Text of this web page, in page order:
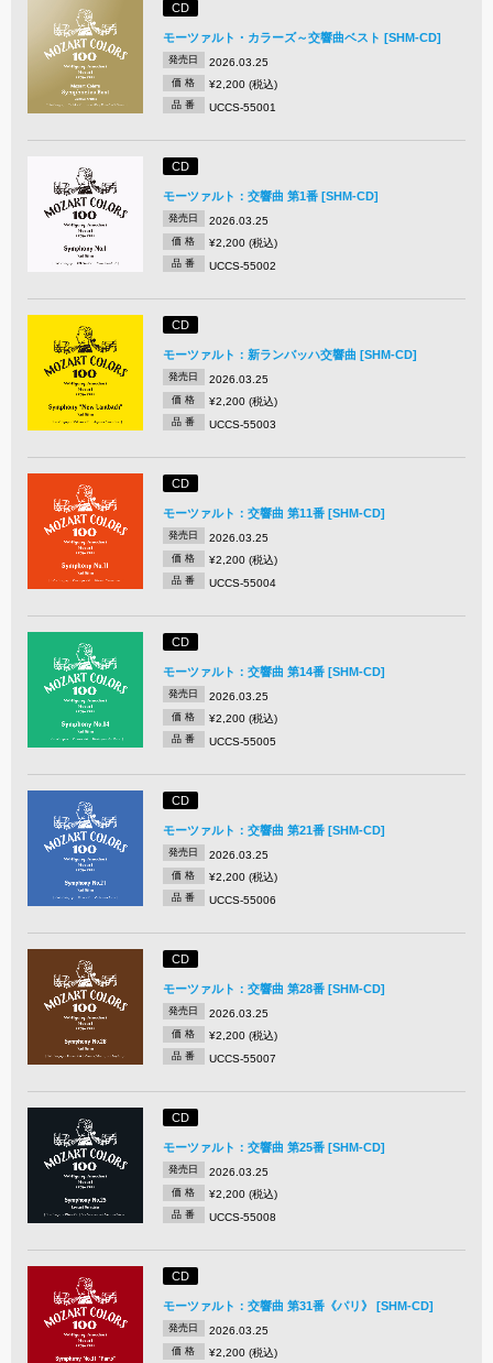
CD
モーツァルト・カラーズ～交響曲ベスト [SHM-CD]
発売日 2026.03.25
価 格 ¥2,200 (税込)
品 番 UCCS-55001
CD
モーツァルト：交響曲 第1番 [SHM-CD]
発売日 2026.03.25
価 格 ¥2,200 (税込)
品 番 UCCS-55002
CD
モーツァルト：新ランバッハ交響曲 [SHM-CD]
発売日 2026.03.25
価 格 ¥2,200 (税込)
品 番 UCCS-55003
CD
モーツァルト：交響曲 第11番 [SHM-CD]
発売日 2026.03.25
価 格 ¥2,200 (税込)
品 番 UCCS-55004
CD
モーツァルト：交響曲 第14番 [SHM-CD]
発売日 2026.03.25
価 格 ¥2,200 (税込)
品 番 UCCS-55005
CD
モーツァルト：交響曲 第21番 [SHM-CD]
発売日 2026.03.25
価 格 ¥2,200 (税込)
品 番 UCCS-55006
CD
モーツァルト：交響曲 第28番 [SHM-CD]
発売日 2026.03.25
価 格 ¥2,200 (税込)
品 番 UCCS-55007
CD
モーツァルト：交響曲 第25番 [SHM-CD]
発売日 2026.03.25
価 格 ¥2,200 (税込)
品 番 UCCS-55008
CD
モーツァルト：交響曲 第31番《パリ》 [SHM-CD]
発売日 2026.03.25
価 格 ¥2,200 (税込)